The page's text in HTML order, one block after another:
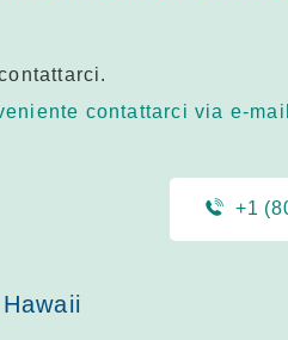
contattarci via e-
+1